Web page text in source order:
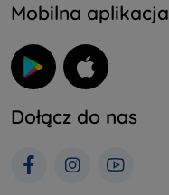
Mobilna aplikacja
Dołącz do nas